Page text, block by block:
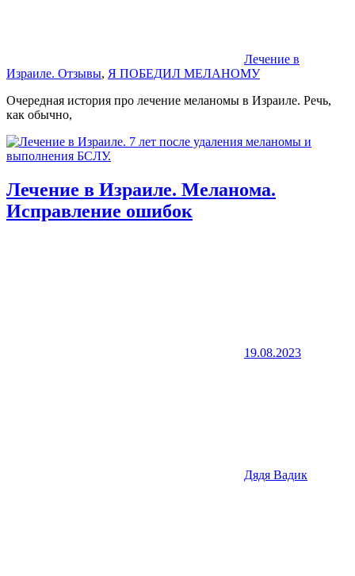
Лечение в
Израиле. Отзывы, Я ПОБЕДИЛ МЕЛАНОМУ
Очередная история про лечение меланомы в Израиле. Речь,
как обычно,
Лечение в Израиле. Меланома.
Исправление ошибок
19.08.2023
Дядя Вадик